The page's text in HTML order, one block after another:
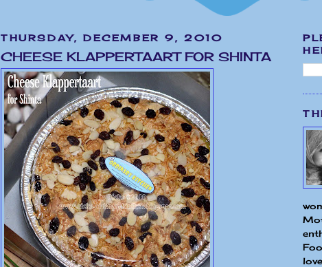
THURSDAY, DECEMBER 9, 2010
CHEESE KLAPPERTAART FOR SHINTA